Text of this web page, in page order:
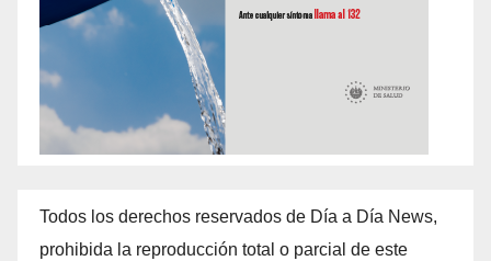
Todos los derechos reservados de Día a Día News,
prohibida la reproducción total o parcial de este